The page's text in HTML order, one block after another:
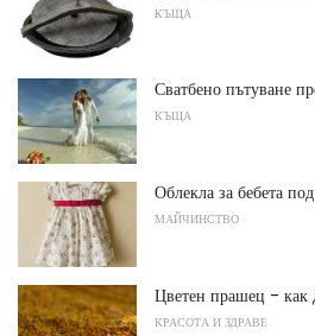
КЪЩА
Сватбено пътуване
КЪЩА
Облекла за бебета
МАЙЧИНСТВО
Цветен прашец - как
КРАСОТА И ЗДРАВЕ